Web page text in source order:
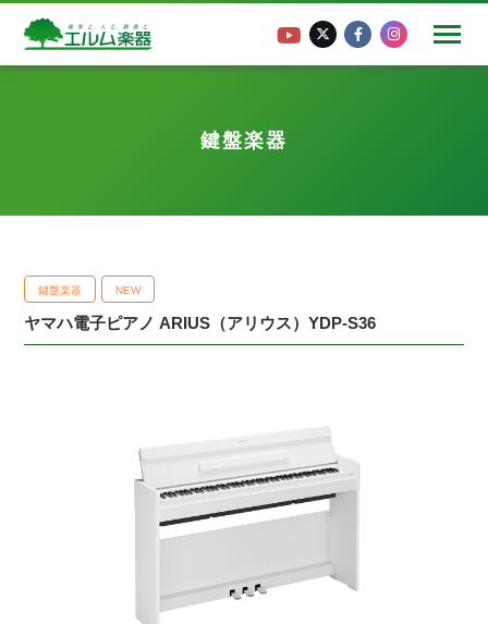
鍵盤楽器
鍵盤楽器 NEW
ヤマハ電子ピアノ ARIUS（アリウス）YDP-S36